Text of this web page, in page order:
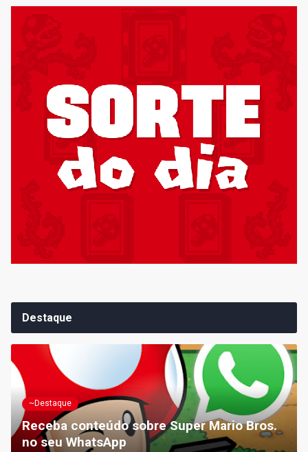
Destaque
~Destaque
Receba conteúdo sobre Super Mario Bros.
no seu WhatsApp